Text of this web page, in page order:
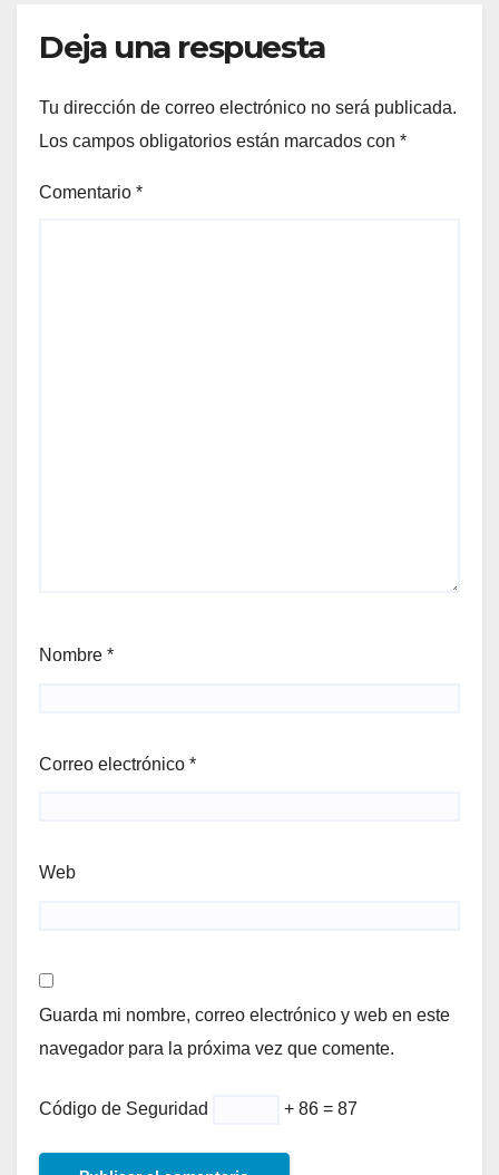
Deja una respuesta
Tu dirección de correo electrónico no será publicada.
Los campos obligatorios están marcados con *
Comentario *
Nombre *
Correo electrónico *
Web
Guarda mi nombre, correo electrónico y web en este
navegador para la próxima vez que comente.
Código de Seguridad + 86 = 87